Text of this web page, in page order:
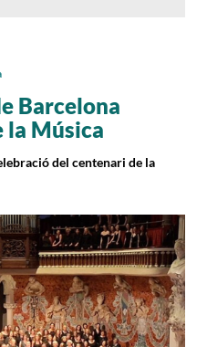
Barcelona
la Música
del centenari de la